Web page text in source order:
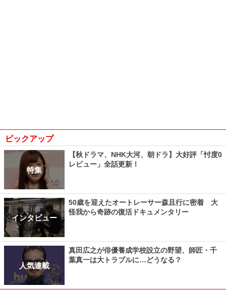
ピックアップ
特集
【秋ドラマ、NHK大河、朝ドラ】大好評「忖度0
レビュー」全話更新！
インタビュー
50歳を迎えたオートレーサー森且行に密着 大
怪我から奇跡の復活ドキュメンタリー
人気連載
真田広之が俳優養成学校設立の野望、師匠・千
葉真一は大トラブルに…どうなる？